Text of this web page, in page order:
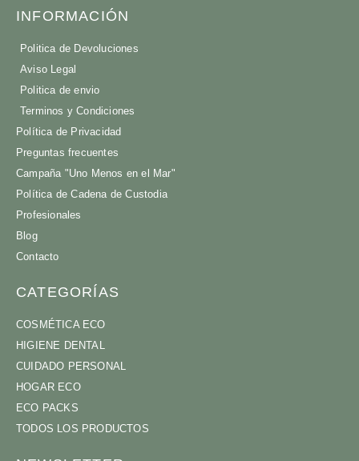
INFORMACIÓN
Politica de Devoluciones
Aviso Legal
Politica de envio
Terminos y Condiciones
Política de Privacidad
Preguntas frecuentes
Campaña "Uno Menos en el Mar"
Política de Cadena de Custodia
Profesionales
Blog
Contacto
CATEGORÍAS
COSMÉTICA ECO
HIGIENE DENTAL
CUIDADO PERSONAL
HOGAR ECO
ECO PACKS
TODOS LOS PRODUCTOS